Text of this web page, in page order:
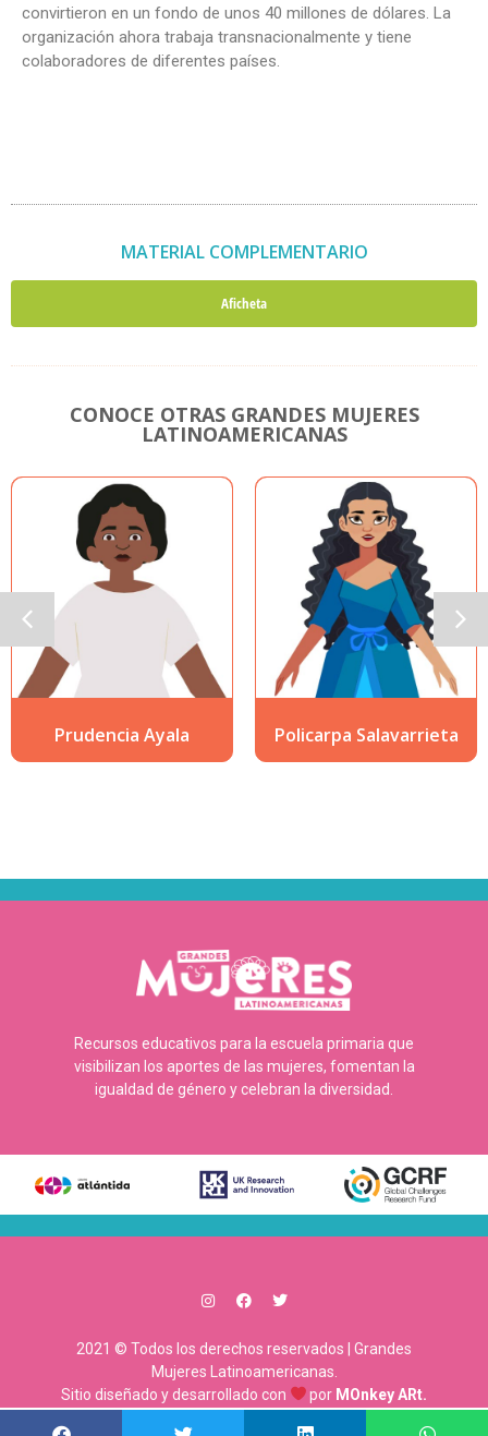
convirtieron en un fondo de unos 40 millones de dólares. La
organización ahora trabaja transnacionalmente y tiene
colaboradores de diferentes países.
MATERIAL COMPLEMENTARIO
Aficheta
CONOCE OTRAS GRANDES MUJERES
LATINOAMERICANAS
Prudencia Ayala Policarpa Salavarrieta
Recursos educativos para la escuela primaria que
visibilizan los aportes de las mujeres, fomentan la
igualdad de género y celebran la diversidad.
2021 © Todos los derechos reservados | Grandes
Mujeres Latinoamericanas.
Sitio diseñado y desarrollado con
por MOnkey ARt.